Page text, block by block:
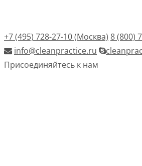
+7 (495) 728-27-10 (Москва) 8 (800)
info@cleanpractice.ru
Присоединяйтесь к нам